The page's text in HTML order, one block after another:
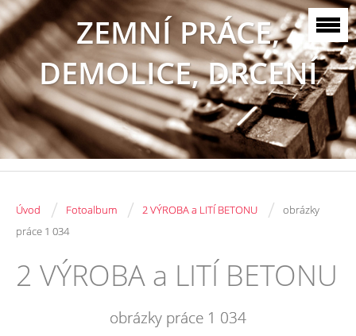
ZEMNÍ PRÁCE,
DEMOLICE, DRCENÍ
Úvod / Fotoalbum / 2 VÝROBA a LITÍ BETONU /
obrázky
práce 1 034
2 VÝROBA a LITÍ BETONU
obrázky práce 1 034